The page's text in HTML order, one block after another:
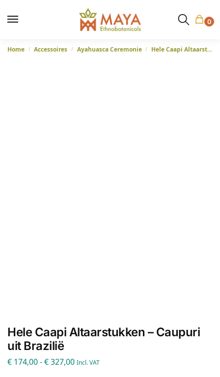
0
Home / Accessoires / Ayahuasca Ceremonie / Hele Caapi Altaarstukken – Caupuri uit Brazilië
Hele Caapi Altaarstukken – Caupuri
uit Brazilië
€ 174,00-€327,00 Incl. VAT